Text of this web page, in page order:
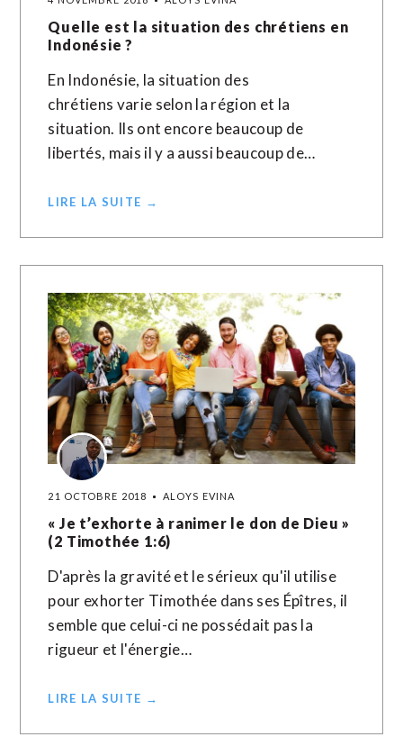
Quelle est la situation des chrétiens en
Indonésie ?
En Indonésie, la situation des
chrétiens varie selon la région et la
situation. Ils ont encore beaucoup de
libertés, mais il y a aussi beaucoup de…
LIRE LA SUITE →
21 OCTOBRE 2018 ALOYS EVINA
« Je t’exhorte à ranimer le don de Dieu »
(2 Timothée 1:6)
D'après la gravité et le sérieux qu'il utilise
pour exhorter Timothée dans ses Épîtres, il
semble que celui-ci ne possédait pas la
rigueur et l'énergie…
LIRE LA SUITE →